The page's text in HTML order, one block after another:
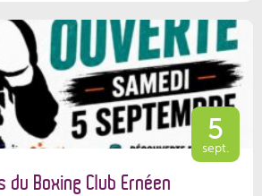
5
sept.
Boxing Club Ernéen